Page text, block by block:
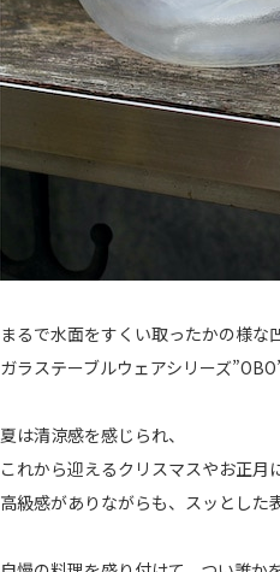
まるで水面をすくい取ったかの様な
ガラステーブルウェアシリーズ”OBO”
夏は清涼感を感じられ、
これから迎えるクリスマスやお正
高級感がありながらも、スッとした